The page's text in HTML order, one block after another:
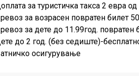
за туристичка такса 2 евра
за возрасен повратен билет
за дете до 11.99год.
до 2 год. (без седиште)-
осигурување